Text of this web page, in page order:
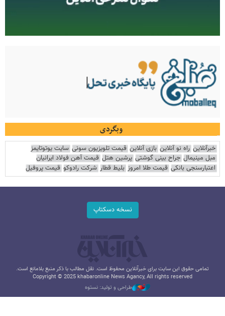
وبگردی
خبرآنلاین راه نو آنلاین بازی آنلاین قیمت تلویزیون سونی سایت یوتوتایمز
مبل مینیمال جراح بینی گوشتی پرشین هتل قیمت آهن فولاد ایرانیان
اعتبارسنجی بانکی قیمت طلا امروز بلیط قطار شرکت رادوکو قیمت پروفیل
نسخه دسکتاپ
تمامی حقوق این سایت برای خبرآنلاین محفوظ است. نقل مطالب با ذکر منبع بلامانع است.
Copyright © 2025 khabaronline News Agancy, All rights reserved
طراحی و تولید: نستوه